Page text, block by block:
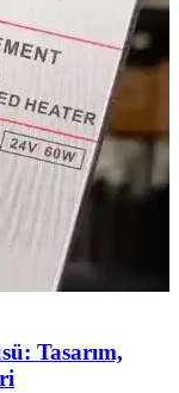
Tasarım,